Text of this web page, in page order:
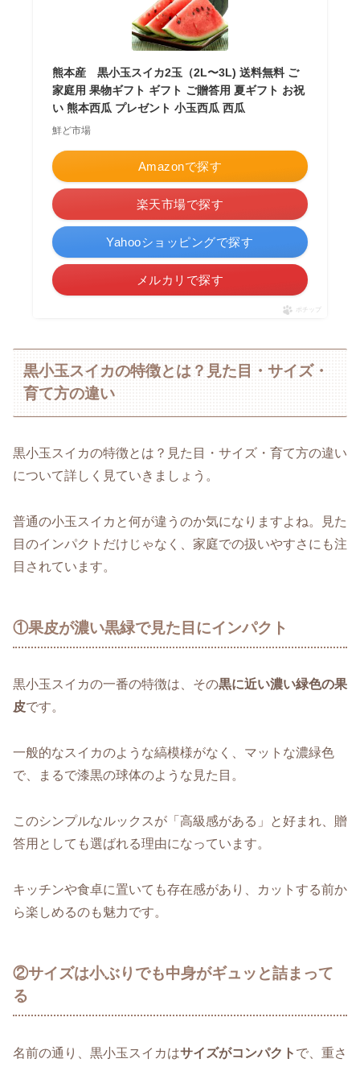
熊本産 黒小玉スイカ2玉（2L〜3L) 送料無料 ご
家庭用 果物ギフト ギフト ご贈答用 夏ギフト お祝
い 熊本西瓜 プレゼント 小玉西瓜 西瓜
鮮ど市場
Amazonで探す
楽天市場で探す
Yahooショッピングで探す
メルカリで探す
ポチップ
黒小玉スイカの特徴とは？見た目・サイズ・
育て方の違い
黒小玉スイカの特徴とは？見た目・サイズ・育て方の違い
について詳しく見ていきましょう。
普通の小玉スイカと何が違うのか気になりますよね。見た
目のインパクトだけじゃなく、家庭での扱いやすさにも注
目されています。
①果皮が濃い黒緑で見た目にインパクト
黒小玉スイカの一番の特徴は、その黒に近い濃い緑色の果
皮です。
一般的なスイカのような縞模様がなく、マットな濃緑色
で、まるで漆黒の球体のような見た目。
このシンプルなルックスが「高級感がある」と好まれ、贈
答用としても選ばれる理由になっています。
キッチンや食卓に置いても存在感があり、カットする前か
ら楽しめるのも魅力です。
②サイズは小ぶりでも中身がギュッと詰まって
る
名前の通り、黒小玉スイカはサイズがコンパクト で、重さ